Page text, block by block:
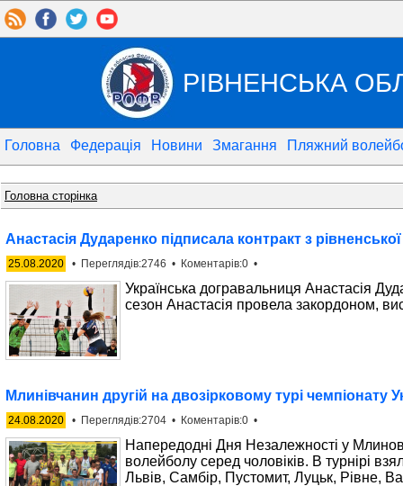
РІВНЕНСЬКА
Головна Федерація Новини Змагання Пляжний
Головна сторінка
Анастасія Дударенко підписала контракт з
25.08.2020 • Переглядів:2746 • Коментарів:0 •
Українська догравальниця Анастасія
сезон Анастасія провела закордоном,
Млинівчанин другій на двозірковому турі чемпіонату
24.08.2020 • Переглядів:2704 • Коментарів:0 •
Напередодні Дня Незалежності у
волейболу серед чоловіків. В турнірі
Львів, Самбір, Пустомит, Луцьк, Рiвне,